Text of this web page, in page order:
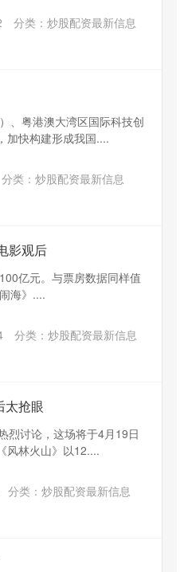
分类： 炒股配资最新信息
、粤港澳大湾区国际科技创
加快构建形成我国....
分类： 炒股配资最新信息
影观后
亿元。与票房数据同样值
海》....
分类： 炒股配资最新信息
太抢眼
烈讨论，这场将于4月19日
风林火山》以12....
分类： 炒股配资最新信息